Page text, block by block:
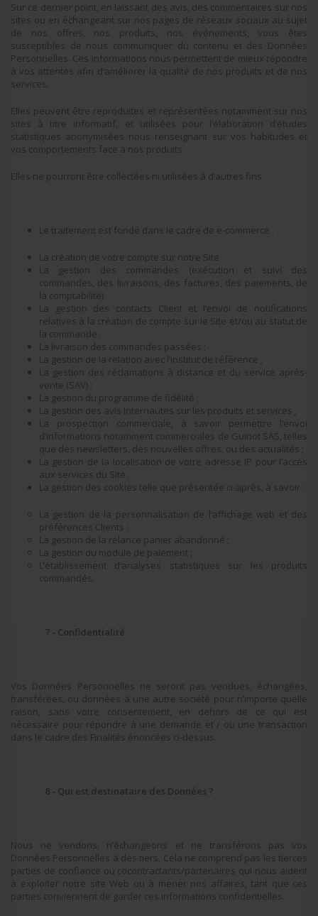
Sur ce dernier point, en laissant des avis, des commentaires sur nos
sites ou en échangeant sur nos pages de réseaux sociaux au sujet
de nos offres, nos produits, nos événements, vous êtes
susceptibles de nous communiquer du contenu et des Données
Personnelles. Ces informations nous permettent de mieux répondre
à vos attentes afin d’améliorer la qualité de nos produits et de nos
services.
Elles peuvent être reproduites et représentées notamment sur nos
sites à titre informatif, et utilisées pour l’élaboration d’études
statistiques anonymisées nous renseignant sur vos habitudes et
vos comportements face à nos produits.
Elles ne pourront être collectées ni utilisées à d’autres fins.
Le traitement est fondé dans le cadre de e-commerce :
La création de votre compte sur notre Site
La gestion des commandes (exécution et suivi des
commandes, des livraisons, des factures, des paiements, de
la comptabilité)
La gestion des contacts Client et l’envoi de notifications
relatives à la création de compte sur le Site et/ou au statut de
la commande ;
La livraison des commandes passées ;
La gestion de la relation avec l’institut de référence ;
La gestion des réclamations à distance et du service après-
vente (SAV) ;
La gestion du programme de fidélité ;
La gestion des avis Internautes sur les produits et services ;
La prospection commerciale, à savoir permettre l’envoi
d’informations notamment commerciales de Guinot SAS, telles
que des newsletters, des nouvelles offres, ou des actualités ;
La gestion de la localisation de votre adresse IP pour l’accès
aux services du Site ;
La gestion des cookies telle que présentée ci-après, à savoir :
La gestion de la personnalisation de l’affichage web et des
préférences Clients ;
La gestion de la relance panier abandonné ;
La gestion du module de paiement ;
L’établissement d’analyses statistiques sur les produits
commandés.
7 - Confidentialité
Vos Données Personnelles ne seront pas vendues, échangées,
transférées, ou données à une autre société pour n’importe quelle
raison, sans votre consentement, en dehors de ce qui est
nécessaire pour répondre à une demande et / ou une transaction
dans le cadre des Finalités énoncées ci-dessus.
8 - Qui est destinataire des Données ?
Nous ne vendons, n’échangeons et ne transférons pas vos
Données Personnelles à des tiers. Cela ne comprend pas les tierces
parties de confiance ou cocontractants/partenaires qui nous aident
à exploiter notre site Web ou à mener nos affaires, tant que ces
parties conviennent de garder ces informations confidentielles.